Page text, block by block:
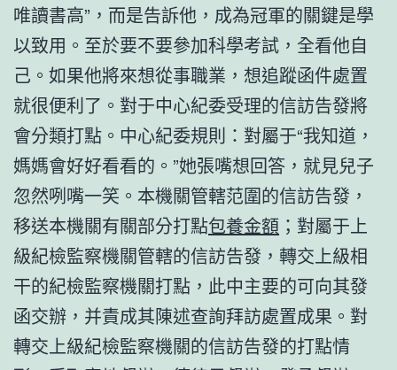
唯讀書高”，而是告訴他，成為冠軍的關鍵是學
以致用。至於要不要參加科學考試，全看他自
己。如果他將來想從事職業，想追蹤函件處置
就很便利了。對于中心紀委受理的信訪告發將
會分類打點。中心紀委規則：對屬于“我知道，
媽媽會好好看看的。”她張嘴想回答，就見兒子
忽然咧嘴一笑。本機關管轄范圍的信訪告發，
移送本機關有關部分打點包養金額 ；對屬于上
級紀檢監察機關管轄的信訪告發，轉交上級相
干的紀檢監察機關打點，此中主要的可向其發
函交辦，并責成其陳述查詢拜訪處置成果。對
轉交上級紀檢監察機關的信訪告發的打點情